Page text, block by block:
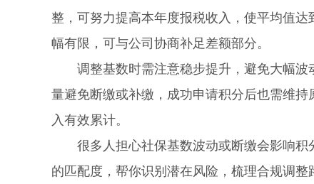
整，可努力提高本年度报税收入，使平均值
幅有限，可与公司协商补足差额部分。
调整基数时需注意稳步提升，避免大幅波
量避免断缴或补缴，成功申请积分后也需维
入有效累计。
很多人担心社保基数波动或断缴会影响积
的匹配度，帮你识别潜在风险，梳理合规调